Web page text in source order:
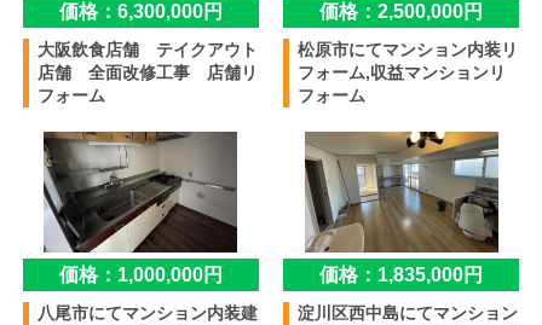
価格：6,300,000円
大阪飲食店舗 テイクアウト
店舗 全面改修工事 店舗リ
フォーム
価格：2,500,000円
松原市にてマンション内装リ
フォーム,収益マンションリ
フォーム
価格：1,000,000円
八尾市にてマンション内装建
価格：1,835,000円
淀川区西中島にてマンション